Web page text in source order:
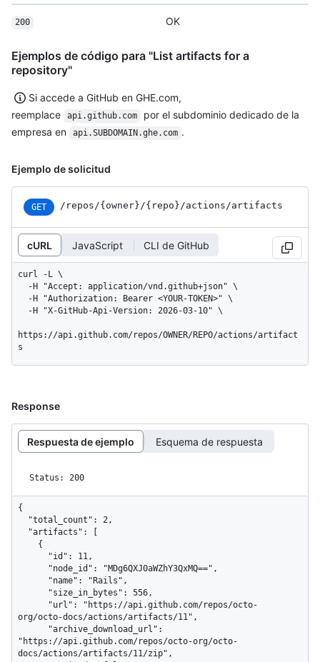
200 OK
Ejemplos de código para "List artifacts for a
repository"
Si accede a GitHub en GHE.com,
reemplace
api.github.com
por el subdominio dedicado de la
empresa en
api.SUBDOMAIN.ghe.com .
Ejemplo de solicitud
GET /repos/{owner}/{repo}/actions/artifacts
cURL JavaScript CLI de GitHub
curl -L \
https://api.github.com/repos/OWNER/REPO/actions/artifact
s
Response
Respuesta de ejemplo Esquema de respuesta
Status: 200
{
org/octo-docs/actions/artifacts/11",
"https://api.github.com/repos/octo-org/octo-
docs/actions/artifacts/11/zip",